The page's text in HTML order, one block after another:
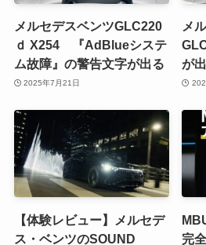
メルセデスベンツGLC220
ｄ X254 『AdBlueシステ
ム故障』の警告文字が出る
2025年7月21日
メ
が
【体験レビュー】メルセデ
ス・ベンツのSOUND
完